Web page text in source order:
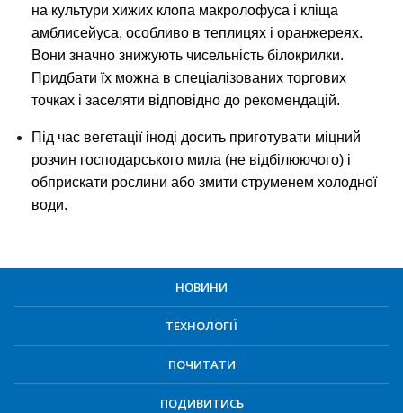
на культури хижих клопа макролофуса і кліща
амблисейуса, особливо в теплицях і оранжереях.
Вони значно знижують чисельність білокрилки.
Придбати їх можна в спеціалізованих торгових
точках і заселяти відповідно до рекомендацій.
Під час вегетації іноді досить приготувати міцний
розчин господарського мила (не відбілюючого) і
обприскати рослини або змити струменем холодної
води.
НОВИНИ
ТЕХНОЛОГІЇ
ПОЧИТАТИ
ПОДИВИТИСЬ